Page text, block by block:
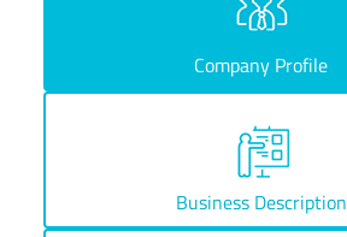
Company Profile
Business Description